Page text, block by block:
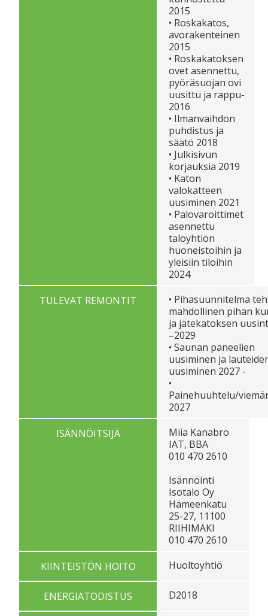
2015
• Roskakatos,
avorakenteinen
2015
• Roskakatoksen
ovet asennettu,
pyöräsuojan ovi
uusittu ja rappu-
2016
• Ilmanvaihdon
puhdistus ja
säätö 2018
• Julkisivun
korjauksia 2019
• Katon
valokatteen
uusiminen 2021
• Palovaroittimet
asennettu
taloyhtiön
huoneistoihin ja
yleisiin tiloihin
2024
TULEVAT REMONTIT
• Pihasuunnitelma
mahdollinen pihan
ja jätekatoksen
–2029
• Saunan paneelien
uusiminen ja
uusiminen 2027 -
•
Painehuuhtelu/
2027
ISÄNNÖITSIJÄ
Miia Kanabro
IAT, BBA
010 470 2610
Isännöinti
Isotalo Oy
Hämeenkatu
25-27, 11100
RIIHIMÄKI
010 470 2610
KIINTEISTÖN HOITO
Huoltoyhtiö
ENERGIATODISTUS D2018